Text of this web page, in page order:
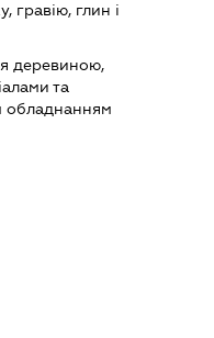
гравію, глин і
деревиною,
та
обладнанням